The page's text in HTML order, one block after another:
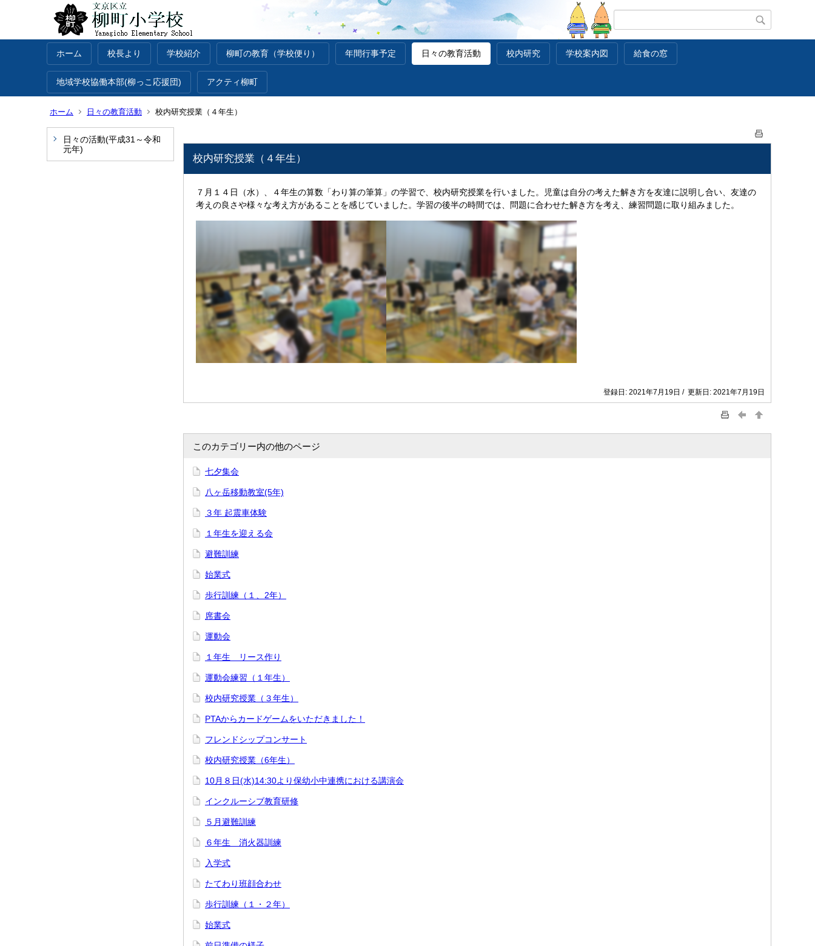
ホーム 校長より 学校紹介 柳町の教育（学校便り） 年間行事予定 日々の教育活動 校内研究 学校案内図 給食の窓
地域学校協働本部(柳っこ応援団) アクティ柳町
ホーム 日々の教育活動 校内研究授業（４年生）
日々の活動(平成31～令和
元年)
校内研究授業（４年生）
７月１４日（水）、４年生の算数「わり算の筆算」の学習で、校内研究授業を行いました。児童は自分の考えた解き方を友達に説明し合い、友達の
考えの良さや様々な考え方があることを感じていました。学習の後半の時間では、問題に合わせた解き方を考え、練習問題に取り組みました。
登録日: 2021年7月19日 / 更新日: 2021年7月19日
このカテゴリー内の他のページ
七夕集会
八ヶ岳移動教室(5年)
３年 起震車体験
１年生を迎える会
避難訓練
始業式
歩行訓練（１、2年）
席書会
運動会
１年生 リース作り
運動会練習（１年生）
校内研究授業（３年生）
PTAからカードゲームをいただきました！
フレンドシップコンサート
校内研究授業（6年生）
10月８日(水)14:30より保幼小中連携における講演会
インクルーシブ教育研修
５月避難訓練
６年生 消火器訓練
入学式
たてわり班顔合わせ
歩行訓練（１・２年）
始業式